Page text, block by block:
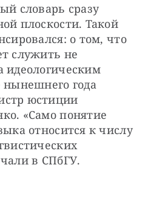
словарь сразу
плоскости. Такой
о том, что
служить не
идеологическим
года
юстиции
«Само понятие
относится к числу
в СПбГУ.